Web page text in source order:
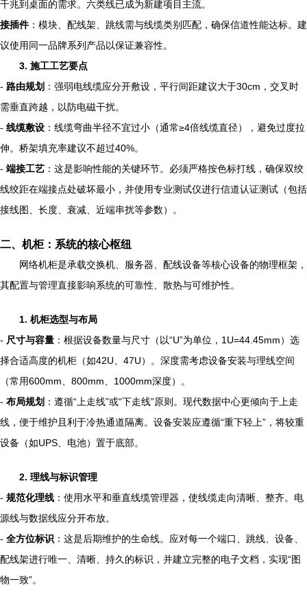
千兆到桌面的需求。六类线已成为新建项目主流。
接插件：模块、配线架、跳线需与线缆类别匹配，确保信道性能达标。建
议使用同一品牌系列产品以保证兼容性。
3. 施工工艺要点
- 路由规划 ：强弱电线缆应分开敷设，平行间距建议大于30cm，交叉时
需垂直跨越，以防电磁干扰。
- 线缆敷设 ：线缆弯曲半径不宜过小（通常≥4倍线缆直径），避免过度拉
伸。桥架填充率建议不超过40%。
- 端接工艺 ：这是影响性能的关键环节。必须严格按色标打线，确保双绞
线绞距在端接点处破坏最小，并使用专业测试仪进行信道认证测试（包括
接线图、长度、衰减、近端串扰等参数）。
二、机柜：系统的核心枢纽
网络机柜是承载交换机、服务器、配线设备等核心设备的物理框架，
其配置与管理直接影响系统的可靠性、散热与可维护性。
1. 机柜选型与布局
- 尺寸与容量 ：根据设备数量与尺寸（以“U”为单位，1U=44.45mm）选
择合适高度的机柜（如42U、47U）。深度需考虑设备安装与理线空间
（常用600mm、800mm、1000mm深度）。
- 布局规划 ：遵循“上走线”或“下走线”原则。现代数据中心更倾向于上走
线，便于维护且利于冷热通道隔离。设备安装应遵循“重下轻上”，将较重
设备（如UPS、电池）置于底部。
2. 理线与标识管理
- 规范化理线 ：使用水平和垂直线缆管理器，使线缆走向清晰、整齐。电
源线与数据线应分开布放。
- 全方位标识 ：这是后期维护的生命线。应对每一个端口、跳线、设备、
配线架进行唯一、清晰、持久的标识，并建立完整的电子文档，实现“图
物一致”。